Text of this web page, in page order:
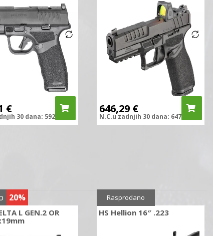
€
30 dana: 592,09
646,29 €
N.C.u zadnjih 30 dana: 647,00
20%
L GEN.2 OR
Sniženo 16%
HS Hellion 16″ .223
Rasprodano